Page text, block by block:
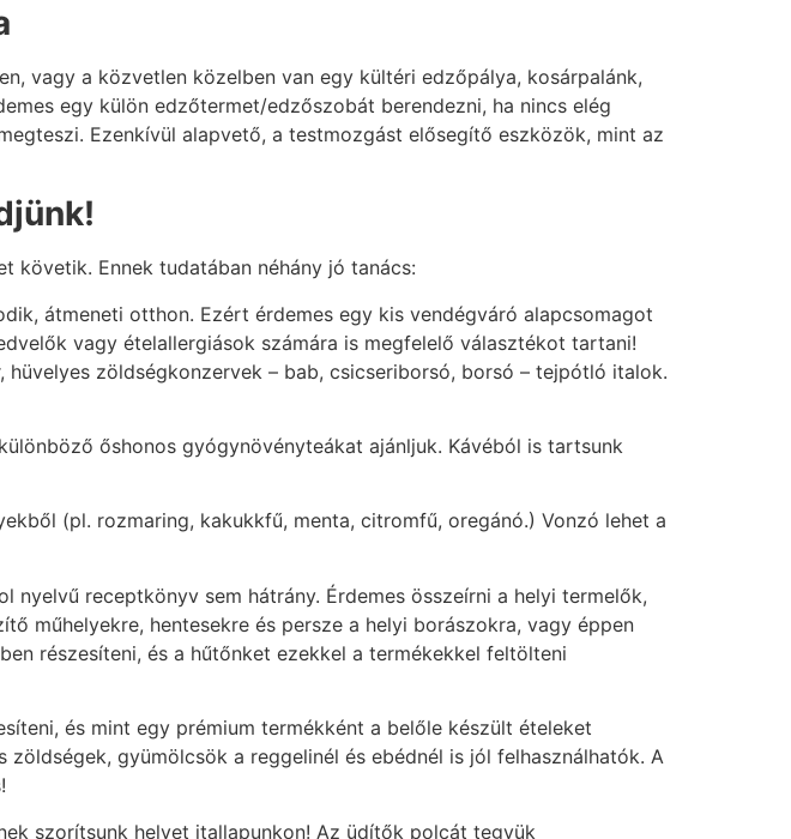
vagy a közvetlen közelben van egy kültéri edzőpálya, kosárpalánk,
egy külön edzőtermet/edzőszobát berendezni, ha nincs elég
Ezenkívül alapvető, a testmozgást elősegítő eszközök, mint az
követik. Ennek tudatában néhány jó tanács:
átmeneti otthon. Ezért érdemes egy kis vendégváró alapcsomagot
vagy ételallergiások számára is megfelelő választékot tartani!
zöldségkonzervek – bab, csicseriborsó, borsó – tejpótló italok.
őshonos gyógynövényteákat ajánljuk. Kávéból is tartsunk
(pl. rozmaring, kakukkfű, menta, citromfű, oregánó.) Vonzó lehet a
nyelvű receptkönyv sem hátrány. Érdemes összeírni a helyi termelők,
műhelyekre, hentesekre és persze a helyi borászokra, vagy éppen
részesíteni, és a hűtőnket ezekkel a termékekkel feltölteni
és mint egy prémium termékként a belőle készült ételeket
gyümölcsök a reggelinél és ebédnél is jól felhasználhatók. A
szorítsunk helyet itallapunkon! Az üdítők polcát tegyük